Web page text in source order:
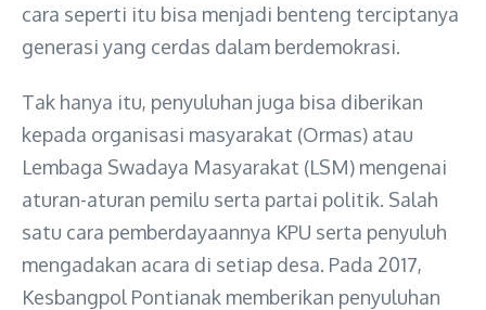
cara seperti itu bisa menjadi benteng terciptanya
generasi yang cerdas dalam berdemokrasi.
Tak hanya itu, penyuluhan juga bisa diberikan
kepada organisasi masyarakat (Ormas) atau
Lembaga Swadaya Masyarakat (LSM) mengenai
aturan-aturan pemilu serta partai politik. Salah
satu cara pemberdayaannya KPU serta penyuluh
mengadakan acara di setiap desa. Pada 2017,
Kesbangpol Pontianak memberikan penyuluhan